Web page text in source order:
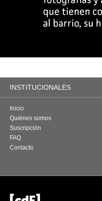
INSTITUCIONALES
Inicio
Quiénes somos
Suscripción
FAQ
Contacto